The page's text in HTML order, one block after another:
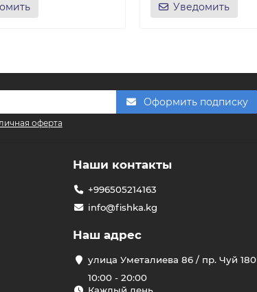
Уведомить
Оформить подписку
оферта
Наши контакты
+996505214163
info@fishka.kg
Наш адрес
улица Уметалиева 86 / пр. Чуй 180
10:00 - 20:00